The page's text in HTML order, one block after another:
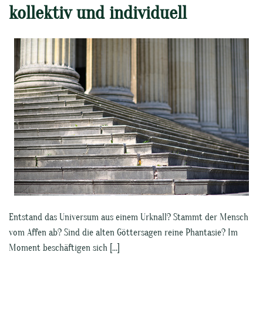
kollektiv und individuell
Entstand das Universum aus einem Urknall? Stammt der Mensch
vom Affen ab? Sind die alten Göttersagen reine Phantasie? Im
Moment beschäftigen sich […]